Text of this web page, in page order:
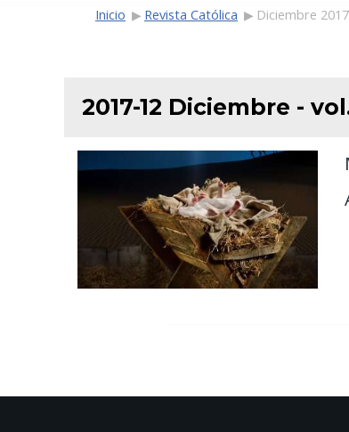
Ruta de
Inicio Revista Católica Diciembre 2017
2017-12 Diciembre -